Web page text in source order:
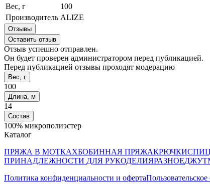
Вес, г
100
Производитель ALIZE
Отзывы
Оставить отзыв
Отзыв успешно отправлен.
Он будет проверен администратором перед публикацией.
Перед публикацией отзывы проходят модерацию
Вес, г
100
Длина, м
14
Состав
100% микрополиэстер
Каталог
ПРЯЖА В МОТКАХБОБИННАЯ ПРЯЖАКРЮЧКИ
ПРИНАДЛЕЖНОСТИ ДЛЯ РУКОДЕЛИЯРАЗНОЕДЖУТ
Политика конфиденциальности и оферта